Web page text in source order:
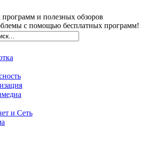
и полезных обзоров
с помощью бесплатных программ!
и Сеть